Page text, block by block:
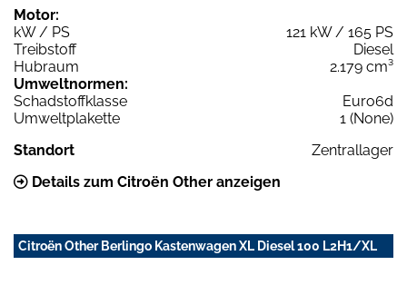
Motor:
kW / PS
121 kW / 165 PS
Treibstoff
Diesel
Hubraum
2.179 cm³
Umweltnormen:
Schadstoffklasse
Euro6d
Umweltplakette
1 (None)
Standort
Zentrallager
Details zum Citroën Other anzeigen
Citroën Other Berlingo Kastenwagen XL Diesel 100 L2H1/XL